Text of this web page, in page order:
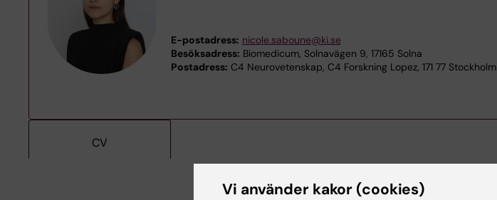
E-postadress: nicole.saboune@ki.se
Besöksadress: Biomedicum, Solnavägen 9, 17165 Solna
Postadress: C4 Neurovetenskap, C4 Forskning Lopez, 171 77 Stockholm
CV
Vi använder kakor (cookies)